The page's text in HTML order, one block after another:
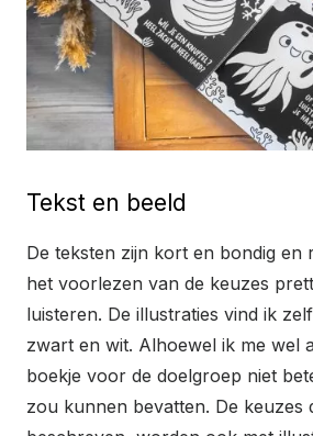
Tekst en beeld
De teksten zijn kort en bondig en
het voorlezen van de keuzes
luisteren. De illustraties vind ik
zwart en wit. Alhoewel ik me wel
boekje voor de doelgroep niet
zou kunnen bevatten. De keuzes